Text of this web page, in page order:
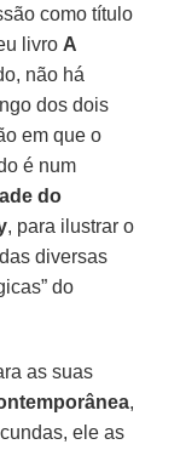
como título
livro A
não há
dos dois
em que o
é num
do
, para ilustrar o
diversas
do
as suas
,
ele as